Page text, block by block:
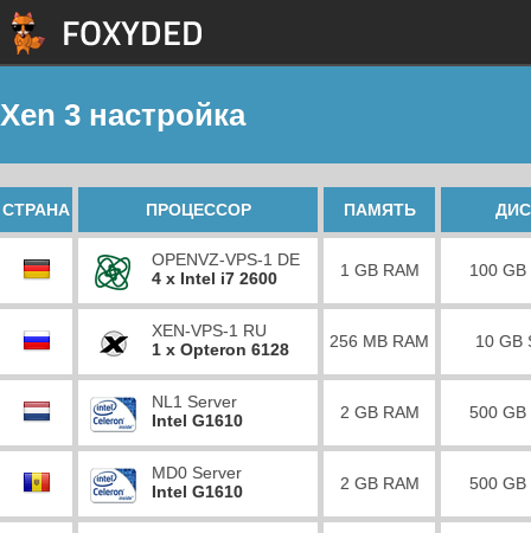
Xen 3 настройка
СТРАНА ПРОЦЕССОР ПАМЯТЬ
OPENVZ-VPS-1 DE
4 x Intel i7 2600
1 GB RAM 100 GB
XEN-VPS-1 RU
1 x Opteron 6128
256 MB RAM 10 GB
NL1 Server
Intel G1610
2 GB RAM 500 GB
MD0 Server
Intel G1610
2 GB RAM 500 GB